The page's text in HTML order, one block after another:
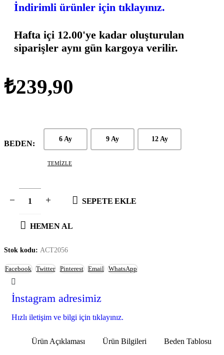
İndirimli ürünler için tıklayınız.
Hafta içi 12.00'ye kadar oluşturulan
siparişler aynı gün kargoya verilir.
₺239,90
BEDEN
6 Ay 9 Ay 12 Ay
TEMIZLE
SEPETE EKLE
HEMEN AL
Stok kodu: ACT2056
Facebook Twitter Pinterest Email WhatsApp
İnstagram adresimiz
Hızlı iletişim ve bilgi için tıklayınız.
Ürün Açıklaması Ürün Bilgileri Beden Tablosu